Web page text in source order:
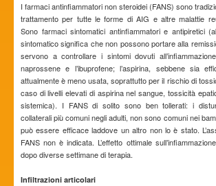
I farmaci antinfiammatori non steroidei (FANS) sono
trattamento per tutte le forme di AIG e altre malattie
Sono farmaci sintomatici antinfiammatori e antipiretici
sintomatico significa che non possono portare alla
servono a controllare i sintomi dovuti
naprossene e l’ibuprofene; l’aspirina, sebbene sia
attualmente è meno usata, soprattutto per il rischio di
caso di livelli elevati di aspirina nel sangue, tossicità
sistemica). I FANS di solito sono ben tollerati: i
collaterali più comuni negli adulti, non sono comuni nei
può essere efficace laddove un altro non lo è stato.
FANS non è indicata. L’effetto ottimale
dopo diverse settimane di terapia.
Infiltrazioni articolari